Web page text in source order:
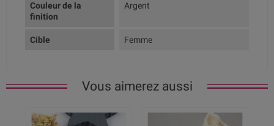
Couleur de la
finition
Argent
Cible Femme
Vous aimerez aussi